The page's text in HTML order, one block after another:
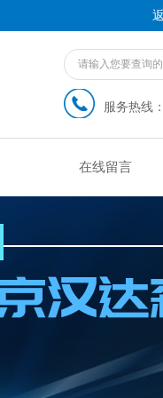
服务热线：
在线留言